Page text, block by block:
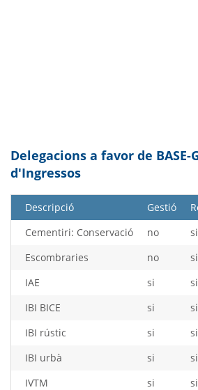
Delegacions a favor de BASE-
d'Ingressos
Descripció Gestió
Cementiri: Conservació
no si
Escombraries
no si
IAE
si si
IBI BICE
si si
IBI rústic
si si
IBI urbà
si si
IVTM
si si